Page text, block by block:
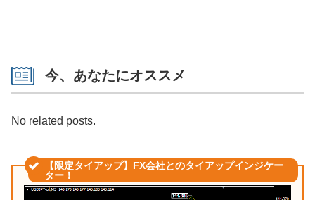
今、あなたにオススメ
No related posts.
【限定タイアップ】FX会社とのタイアップインジケー
ター！